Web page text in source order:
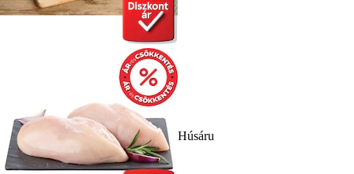
Húsáru